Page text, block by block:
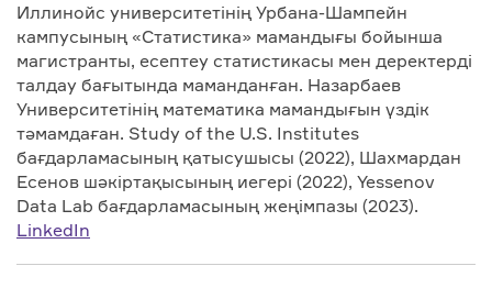
Иллинойс университетінің Урбана-Шампейн
кампусының «Статистика» мамандығы бойынша
магистранты, есептеу статистикасы мен деректерді
талдау бағытында маманданған. Назарбаев
Университетінің математика мамандығын үздік
тәмамдаған. Study of the U.S. Institutes
бағдарламасының қатысушысы (2022), Шахмардан
Есенов шәкіртақысының иегері (2022), Yessenov
Data Lab бағдарламасының жеңімпазы (2023).
LinkedIn